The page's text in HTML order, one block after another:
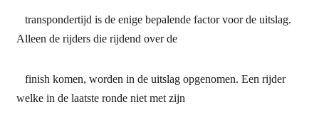
transpondertijd is de enige bepalende factor voor de uitslag.
Alleen de rijders die rijdend over de
finish komen, worden in de uitslag opgenomen. Een rijder
welke in de laatste ronde niet met zijn